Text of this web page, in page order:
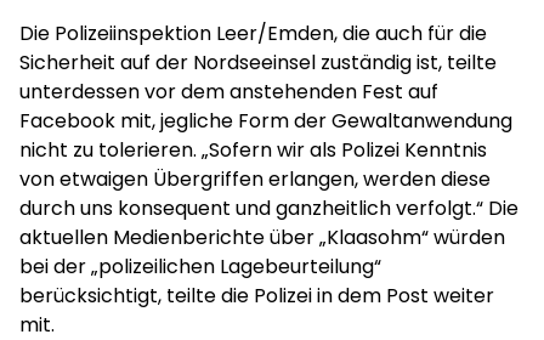
Die Polizeiinspektion Leer/Emden, die auch für die
Sicherheit auf der Nordseeinsel zuständig ist, teilte
unterdessen vor dem anstehenden Fest auf
Facebook mit, jegliche Form der Gewaltanwendung
nicht zu tolerieren. „Sofern wir als Polizei Kenntnis
von etwaigen Übergriffen erlangen, werden diese
durch uns konsequent und ganzheitlich verfolgt.“ Die
aktuellen Medienberichte über „Klaasohm“ würden
bei der „polizeilichen Lagebeurteilung“
berücksichtigt, teilte die Polizei in dem Post weiter
mit.